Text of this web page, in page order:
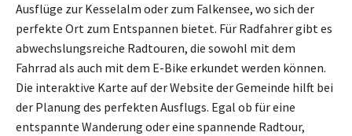
Ausflüge zur Kesselalm oder zum Falkensee, wo sich der
perfekte Ort zum Entspannen bietet. Für Radfahrer gibt es
abwechslungsreiche Radtouren, die sowohl mit dem
Fahrrad als auch mit dem E-Bike erkundet werden können.
Die interaktive Karte auf der Website der Gemeinde hilft bei
der Planung des perfekten Ausflugs. Egal ob für eine
entspannte Wanderung oder eine spannende Radtour,